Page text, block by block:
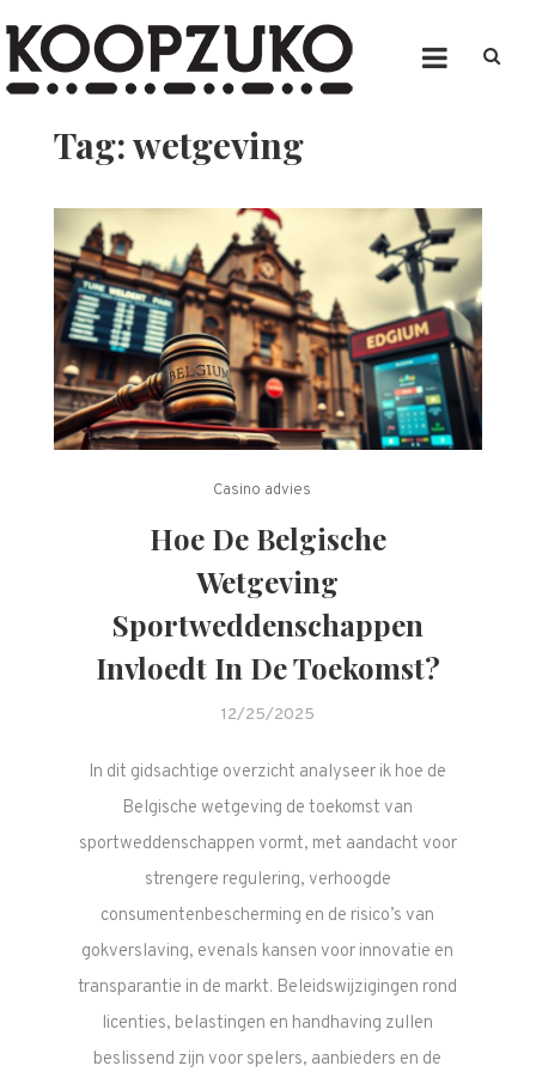
content
Koopzuko
Tag:wetgeving
Casino advies
Hoe De Belgische
Wetgeving
Sportweddenschappen
Invloedt In De Toekomst?
12/25/2025
In dit gidsachtige overzicht analyseer ik hoe de
Belgische wetgeving de toekomst van
sportweddenschappen vormt, met aandacht voor
strengere regulering, verhoogde
consumentenbescherming en de risico’s van
gokverslaving, evenals kansen voor innovatie en
transparantie in de markt. Beleidswijzigingen rond
licenties, belastingen en handhaving zullen
beslissend zijn voor spelers, aanbieders en de